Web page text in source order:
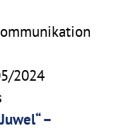
2024
–